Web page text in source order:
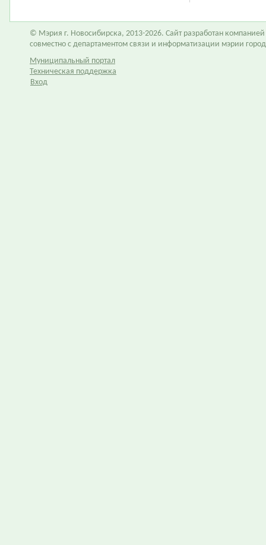
© Мэрия г. Новосибирска, 2013-2026. Сайт разработан компанией
совместно с департаментом связи и информатизации мэрии
Муниципальный портал
Техническая поддержка
Вход